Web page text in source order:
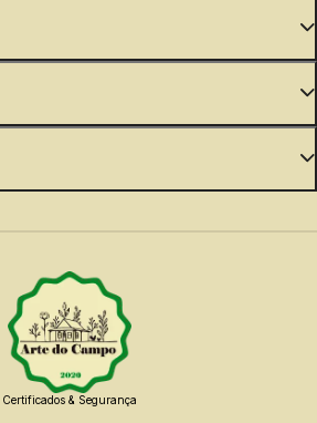
Certificados & Segurança